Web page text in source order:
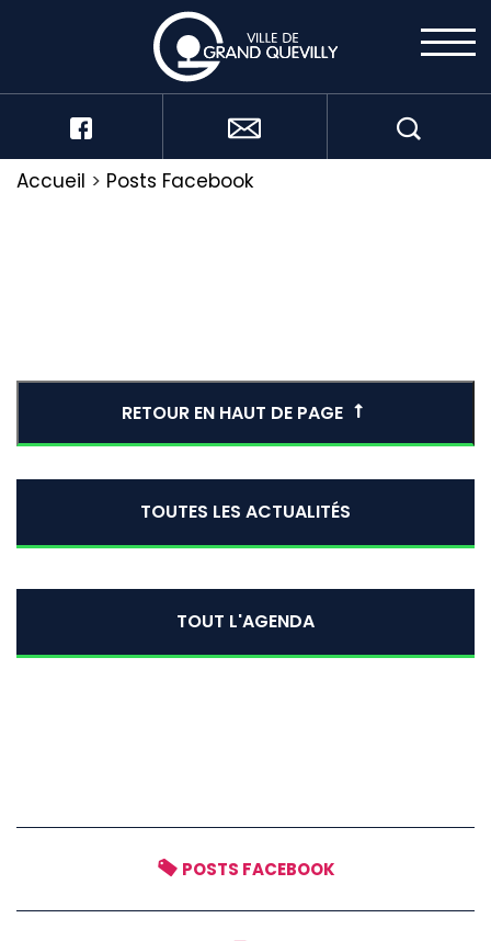
Accueil > Posts Facebook
RETOUR EN HAUT DE PAGE
TOUTES LES ACTUALITÉS
TOUT L'AGENDA
POSTS FACEBOOK